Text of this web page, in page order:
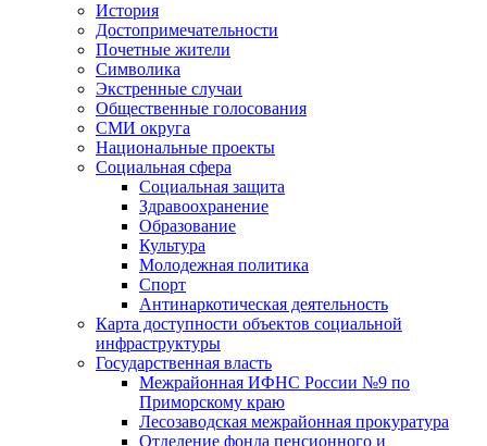
История
Достопримечательности
Почетные жители
Символика
Экстренные случаи
Общественные голосования
СМИ округа
Национальные проекты
Социальная сфера
Социальная защита
Здравоохранение
Образование
Культура
Молодежная политика
Спорт
Антинаркотическая деятельность
Карта доступности объектов социальной
инфраструктуры
Государственная власть
Межрайонная ИФНС России №9 по
Приморскому краю
Лесозаводская межрайонная прокуратура
Отделение фонда пенсионного и